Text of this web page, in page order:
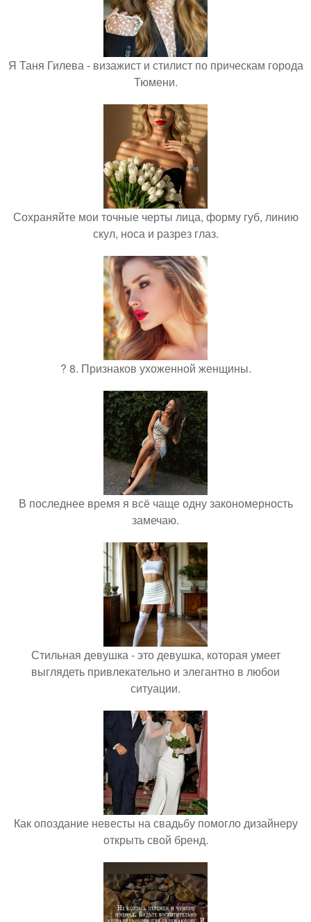
Я Таня Гилева - визажист и стилист по прическам города
Тюмени.
Сохраняйте мои точные черты лица, форму губ, линию
скул, носа и разрез глаз.
? 8. Признаков ухоженной женщины.
В последнее время я всё чаще одну закономерность
замечаю.
Стильная девушка - это девушка, которая умеет
выглядеть привлекательно и элегантно в любои
ситуации.
Как опоздание невесты на свадьбу помогло дизайнеру
открыть свой бренд.